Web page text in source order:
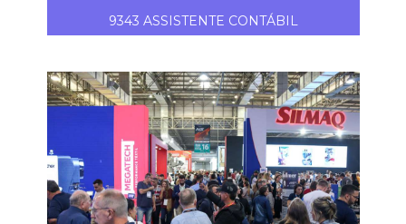
9343 ASSISTENTE CONTÁBIL